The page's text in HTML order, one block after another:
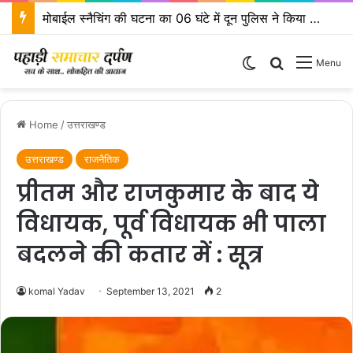
एसएसपी दून के निर्देशों पर एसपी ऋषिकेश द्वारा कावड़ मेला क्षेत्रों का किया निरीक्षण
Menu
Search for
Switch skin
Home /उत्तराखण्ड
उत्तराखण्ड राजनैतिक
प्रीतम और राजकुमार के बाद ये
विधायक, पूर्व विधायक भी पाला
बदलने की कतार में : सूत्र
komal Yadav September 13, 2021 2